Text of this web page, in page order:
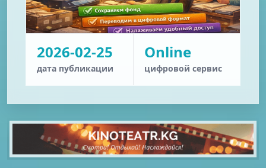
2026-02-25
дата публикации
Online
цифровой сервис